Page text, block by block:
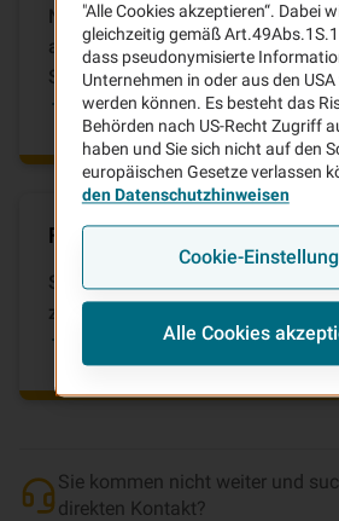
Nutzen Sie unsere
auf vhv.de, um sich über unsere
Services zu informieren.
FAQ-Center auf vhv.de
Fragen zu bestehenden
Sie sind schon Kunde der VHV
zu Ihren bestehenden Verträgen?
Bestandskunden-Services
Sie kommen nicht weiter und
direkten Kontakt?
"Alle Cookies akzeptieren“. Dabei
gleichzeitig gemäß
dass pseudonymisierte
Unternehmen in oder aus den
werden können. Es besteht das
Behörden nach US-Recht Zugriff
haben und Sie sich nicht auf den
europäischen Gesetze verlassen
den Datenschutzhinweisen
Cookie-
Alle Cookies